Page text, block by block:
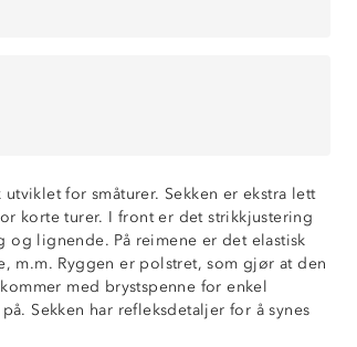
for småturer. Sekken er ekstra lett
korte turer. I front er det strikkjustering
lignende. På reimene er det elastisk
m.m. Ryggen er polstret, som gjør at den
med brystspenne for enkel
Sekken har refleksdetaljer for å synes